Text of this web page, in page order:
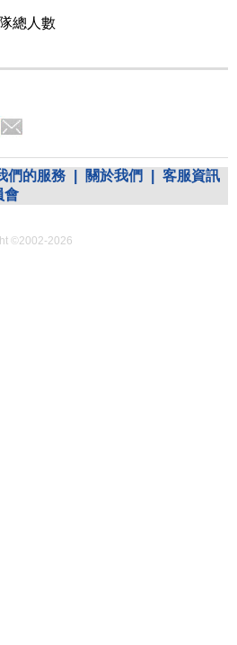
總人數
們的服務 關於我們
客服資訊
會
©2002-2026